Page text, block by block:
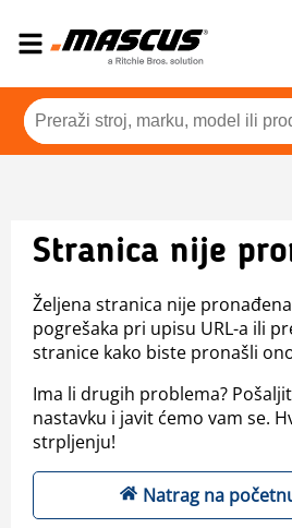
Stranica nije
Željena stranica nije
pogrešaka pri upisu URL-a ili
stranice kako biste pronašli
Ima li drugih problema?
nastavku i javit ćemo vam se.
strpljenju!
Natrag na